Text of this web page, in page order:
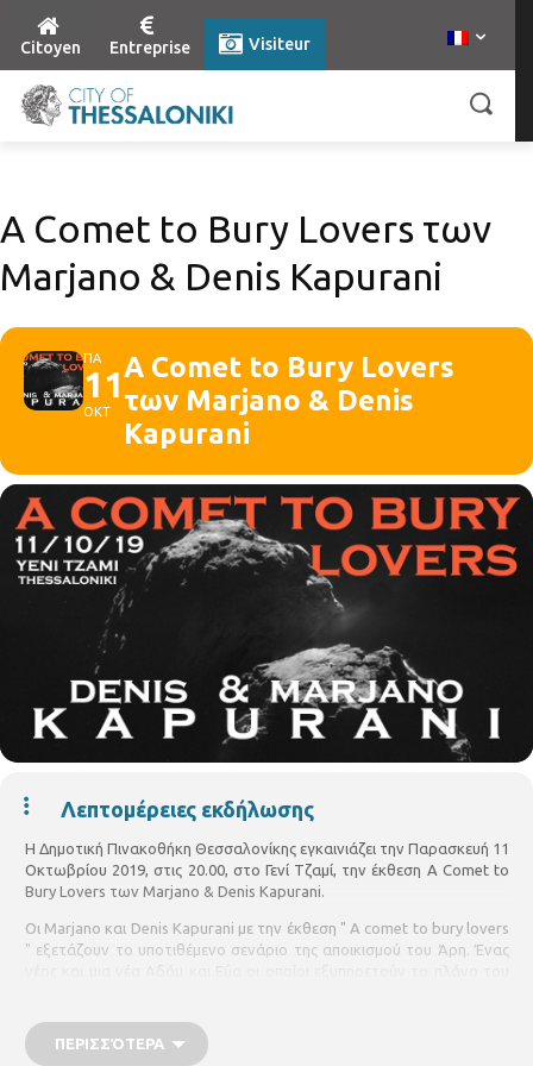
Citoyen Entreprise Visiteur
A Comet to Bury Lovers των
Marjano & Denis Kapurani
ΠΑ
11
ΟΚΤ
A Comet to Bury Lovers
των Marjano & Denis
Kapurani
Λεπτομέρειες εκδήλωσης
Η Δημοτική Πινακοθήκη Θεσσαλονίκης εγκαινιάζει την Παρασκευή 11
Οκτωβρίου 2019, στις 20.00, στο Γενί Τζαμί, την έκθεση A Comet to
Bury Lovers των Marjano & Denis Kapurani.
Οι Marjano και Denis Kapurani με την έκθεση " A comet to bury lovers
" εξετάζουν το υποτιθέμενο σενάριο της αποικισμού του Άρη. Ένας
εναλλακτική φύση του Ανθρώπου.
ΠΕΡΙΣΣΌΤΕΡΑ